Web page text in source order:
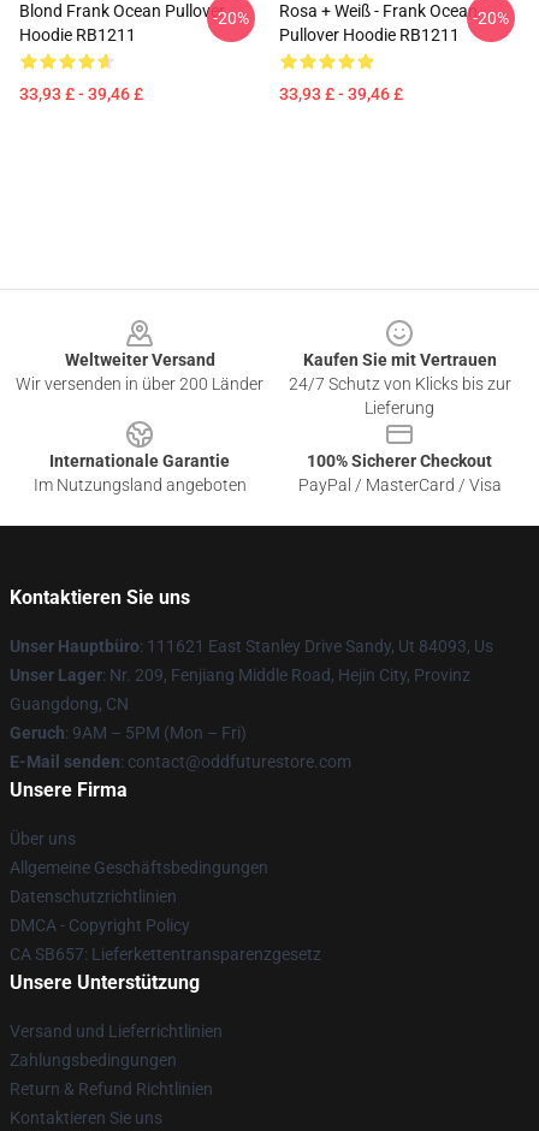
Blond Frank Ocean Pullover
Hoodie RB1211
33,93 £ - 39,46 £
-20%
Rosa + Weiß - Frank Ocean
Pullover Hoodie RB1211
33,93 £ - 39,46 £
-20%
Weltweiter Versand
Wir versenden in über 200 Länder
Kaufen Sie mit Vertrauen
24/7 Schutz von Klicks bis zur
Lieferung
Internationale Garantie
Im Nutzungsland angeboten
100% Sicherer Checkout
PayPal / MasterCard / Visa
Kontaktieren Sie uns
Unser Hauptbüro: 111621 East Stanley Drive Sandy, Ut 84093, Us
Unser Lager: Nr. 209, Fenjiang Middle Road, Hejin City, Provinz
Guangdong, CN
Geruch: 9AM – 5PM (Mon – Fri)
E-Mail senden: contact@oddfuturestore.com
Unsere Firma
Über uns
Allgemeine Geschäftsbedingungen
Datenschutzrichtlinien
DMCA - Copyright Policy
CA SB657: Lieferkettentransparenzgesetz
Unsere Unterstützung
Versand und Lieferrichtlinien
Zahlungsbedingungen
Return & Refund Richtlinien
Kontaktieren Sie uns